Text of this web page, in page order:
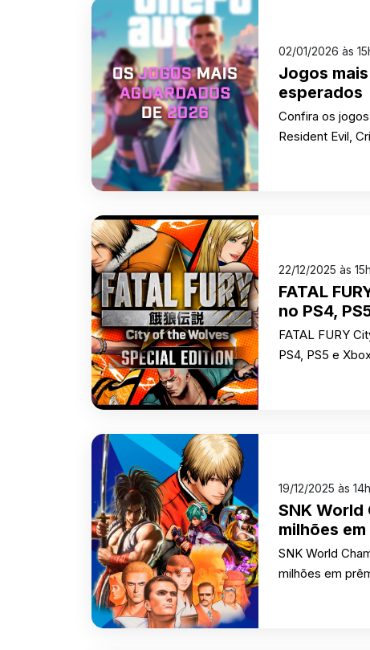
02/01/2026 às
Jogos
esperados
Confira os
Resident Evil,
22/12/2025 às
FATAL
no PS4,
FATAL FURY
PS4, PS5 e
19/12/2025 às
SNK World
milhões
SNK World
milhões em